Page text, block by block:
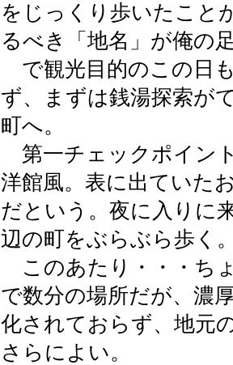
をじっくり歩いたこと
るべき「地名」が俺の
で観光目的のこの日
ず、まずは銭湯探索が
町へ。
第一チェックポイン
洋館風。表に出ていた
だという。夜に入りに
辺の町をぶらぶら歩く
このあたり・・・ち
で数分の場所だが、濃
化されておらず、地元
さらによい。